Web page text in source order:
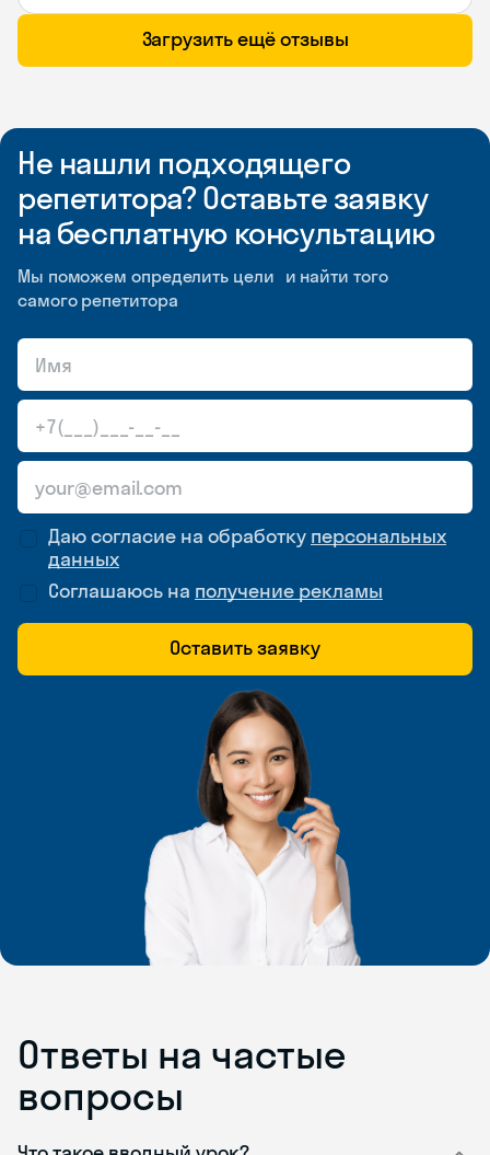
Загрузить ещё отзывы
Не нашли подходящего
репетитора? Оставьте заявку
на бесплатную консультацию
Мы поможем определить цели и найти того
самого репетитора
Даю согласие на обработку персональных
данных
Соглашаюсь на получение рекламы
Оставить заявку
Ответы на частые
вопросы